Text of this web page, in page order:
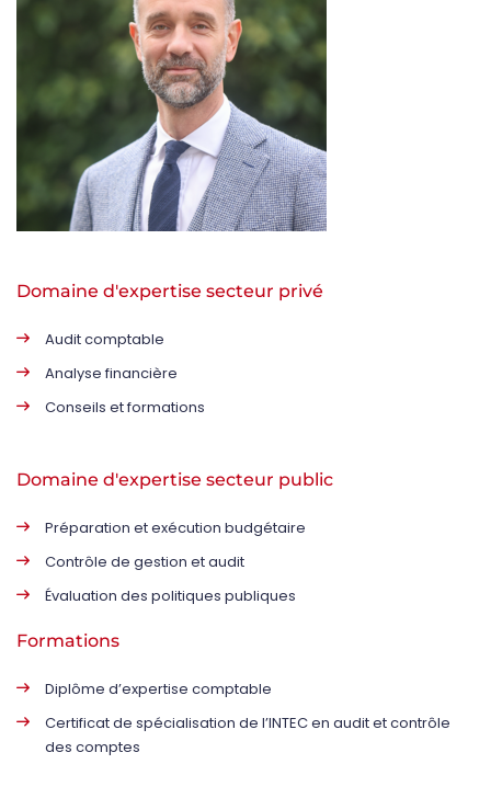
Domaine d'expertise secteur privé
Audit comptable
Analyse financière
Conseils et formations
Domaine d'expertise secteur public
Préparation et exécution budgétaire
Contrôle de gestion et audit
Évaluation des politiques publiques
Formations
Diplôme d’expertise comptable
Certificat de spécialisation de l’INTEC en audit et contrôle
des comptes